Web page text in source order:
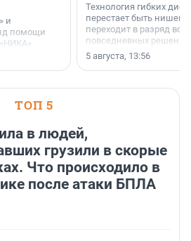
и
помощи
Технология гибких
перестает быть
переходит в разряд
повседневных
5 августа, 13:56
ТОП 5
в людей,
грузили в скорые
Что происходило в
после атаки БПЛА